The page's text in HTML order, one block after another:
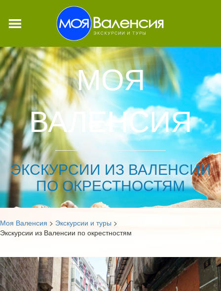
МОЯ
ВАЛЕНСИЯ
ЭКСКУРСИИ ИЗ ВАЛЕНСИИ
ПО ОКРЕСТНОСТЯМ
Моя Валенсия > Экскурсии и туры >
Экскурсии из Валенсии по окрестностям